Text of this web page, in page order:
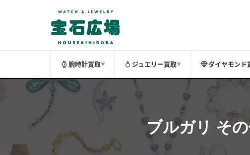
腕時計買取▼ ジュエリー買取▼ ダイヤモンド
ブルガリ そ